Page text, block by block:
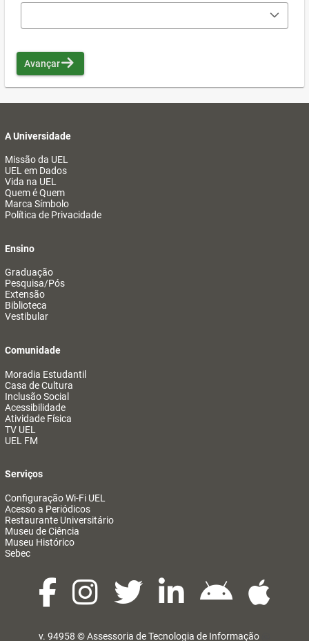
Avançar
A Universidade
Missão da UEL
UEL em Dados
Vida na UEL
Quem é Quem
Marca Símbolo
Política de Privacidade
Ensino
Graduação
Pesquisa/Pós
Extensão
Biblioteca
Vestibular
Comunidade
Moradia Estudantil
Casa de Cultura
Inclusão Social
Acessibilidade
Atividade Física
TV UEL
UEL FM
Serviços
Configuração Wi-Fi UEL
Acesso a Periódicos
Restaurante Universitário
Museu de Ciência
Museu Histórico
Sebec
v. 94958 ©Assessoria de Tecnologia de Informação